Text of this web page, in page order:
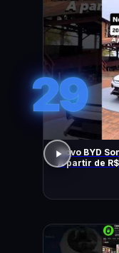
29
Novo BYD
A partir de